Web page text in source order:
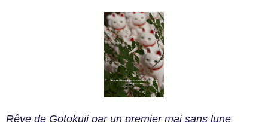
Rêve de Gotokuji par un premier mai sans lune